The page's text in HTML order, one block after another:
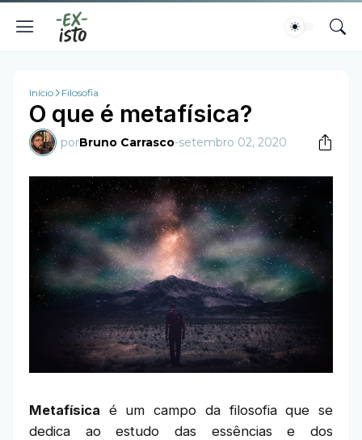
Início Filosofia
O que é metafísica?
porBruno Carrasco-setembro 02, 2020
Metafísica é um campo da filosofia que se
dedica ao estudo das essências e dos